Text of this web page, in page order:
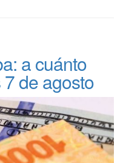
a cuánto
de agosto